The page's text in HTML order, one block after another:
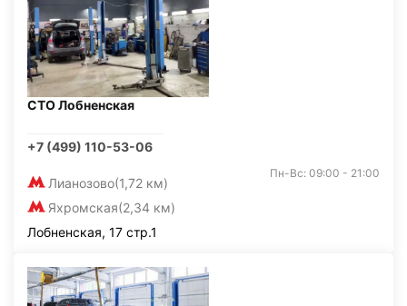
СТО Лобненская
+7 (499) 110-53-06
Лианозово(1,72 км)
Яхромская(2,34 км)
Пн-Вс: 09:00 - 21:00
Лобненская, 17 стр.1